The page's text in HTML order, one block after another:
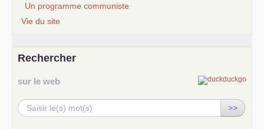
Un programme communiste
Vie du site
Rechercher
sur le web
>>